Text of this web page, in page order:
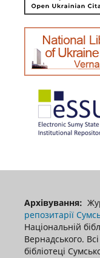
Архівування:
репозитарії
Національній
Вернадського.
бібліотеці